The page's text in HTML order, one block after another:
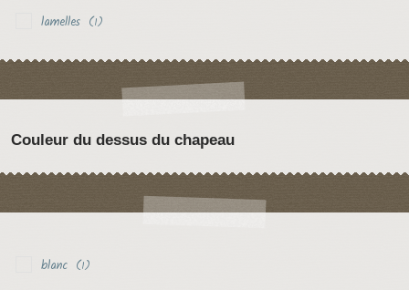
lamelles (1)
Couleur du dessus du chapeau
blanc (1)